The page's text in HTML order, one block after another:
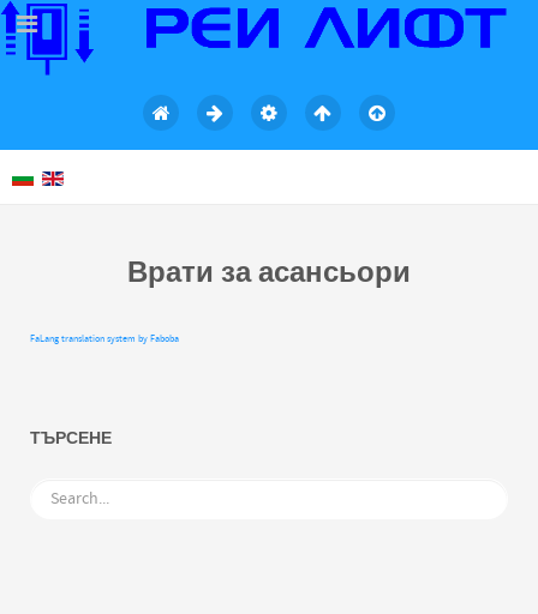
Врати за асансьори
FaLang translation system by Faboba
ТЪРСЕНЕ